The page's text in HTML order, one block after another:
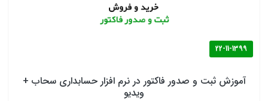
22-11-1399
آموزش ثبت و صدور فاکتور در نرم افزار حسابداری سحاب +
ویدیو